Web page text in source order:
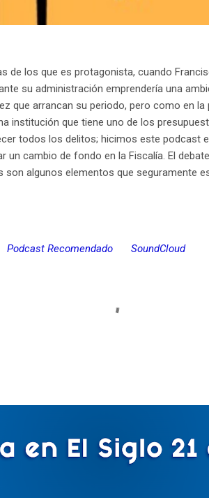
de los que es protagonista, cuando
su administración emprendería una
que arrancan su periodo, pero como en
institución que tiene uno de los
todos los delitos; hicimos este podcast
un cambio de fondo en la Fiscalía. El
algunos elementos que seguramente
Podcast Recomendado SoundCloud